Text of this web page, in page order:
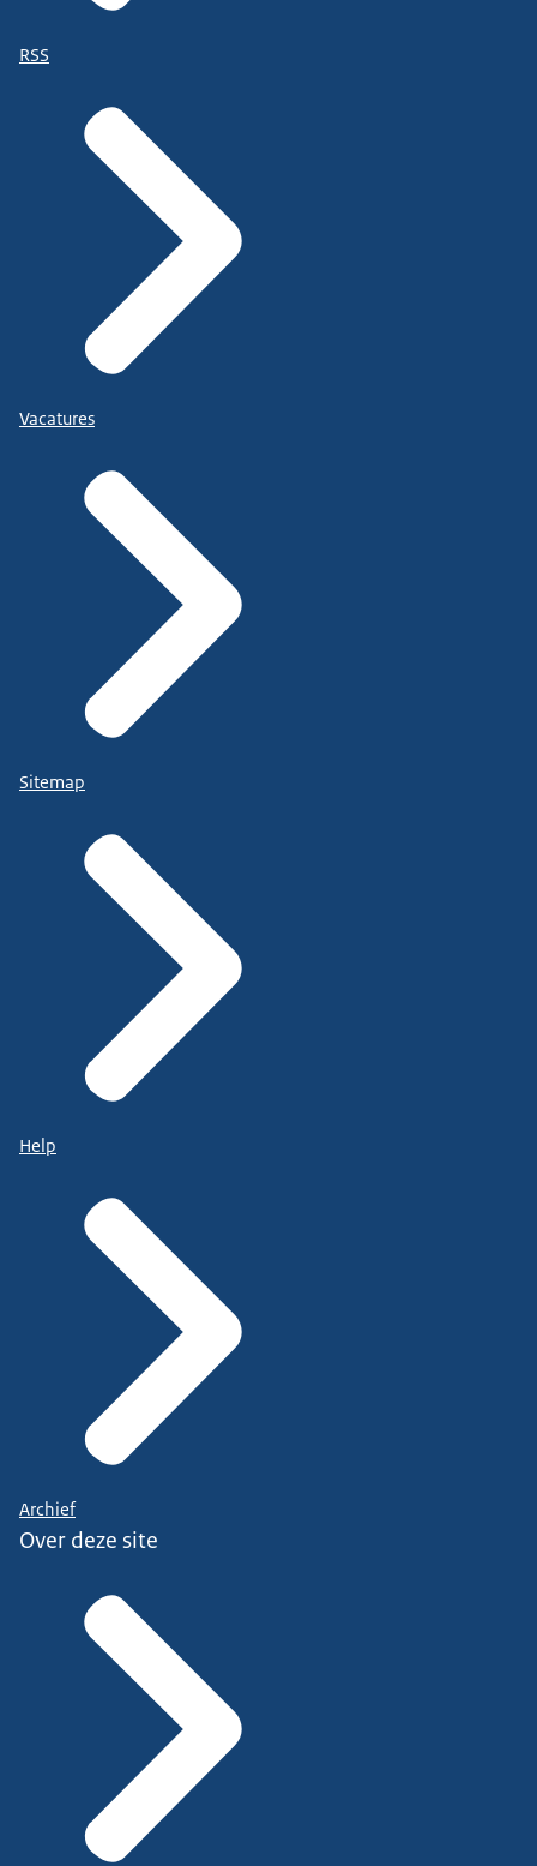
RSS
Vacatures
Sitemap
Help
Archief
Over deze site